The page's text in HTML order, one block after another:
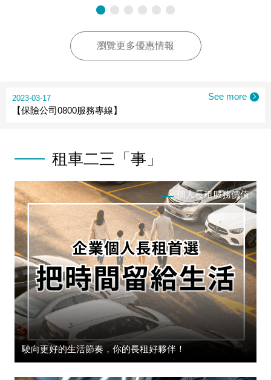
瀏覽更多優惠情報
2023-03-17
【保險公司0800服務專線】
See more
租車二三「事」
個人長租服務價值
駛向更好的生活節奏，你的長租好夥伴！